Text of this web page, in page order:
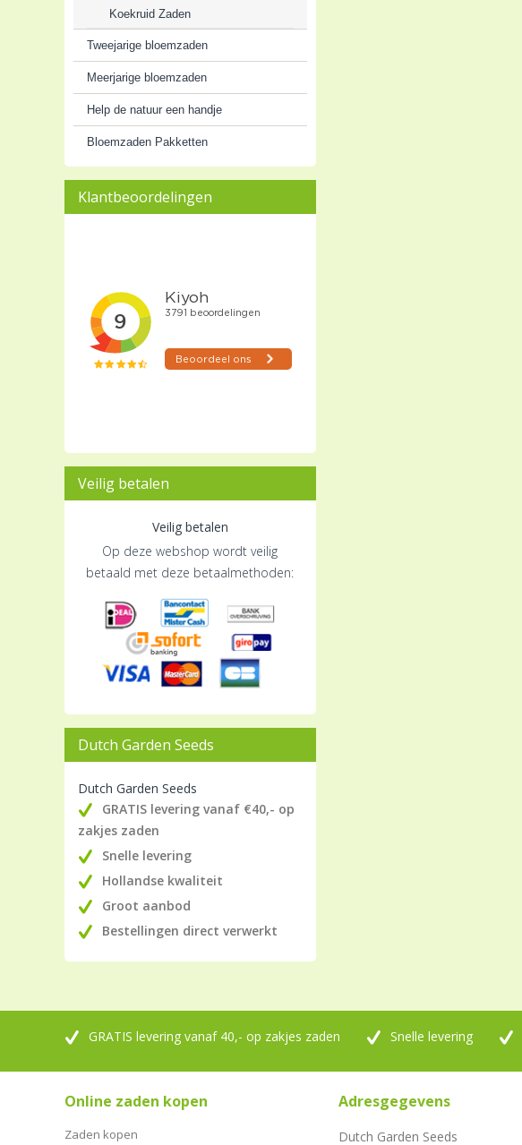
Koekruid Zaden
Tweejarige bloemzaden
Meerjarige bloemzaden
Help de natuur een handje
Bloemzaden Pakketten
Klantbeoordelingen
Veilig betalen
Veilig betalen
Op deze webshop wordt veilig
betaald met deze betaalmethoden:
Dutch Garden Seeds
Dutch Garden Seeds
GRATIS levering vanaf €40,- op
zakjes zaden
Snelle levering
Hollandse kwaliteit
Groot aanbod
Bestellingen direct verwerkt
GRATIS levering vanaf 40,- op zakjes zaden Snelle levering
Online zaden kopen
Zaden kopen
Adresgegevens
Dutch Garden Seeds